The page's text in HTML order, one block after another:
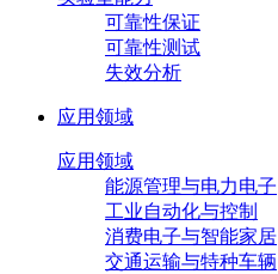
可靠性保证
可靠性测试
失效分析
应用领域
应用领域
能源管理与电力电子
工业自动化与控制
消费电子与智能家居
交通运输与特种车辆